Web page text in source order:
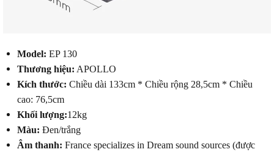
Model: EP 130
Thương hiệu: APOLLO
Kích thước: Chiều dài 133cm * Chiều rộng 28,5cm * Chiều
cao: 76,5cm
Khối lượng:12kg
Màu: Đen/trắng
Âm thanh: France specializes in Dream sound sources (được